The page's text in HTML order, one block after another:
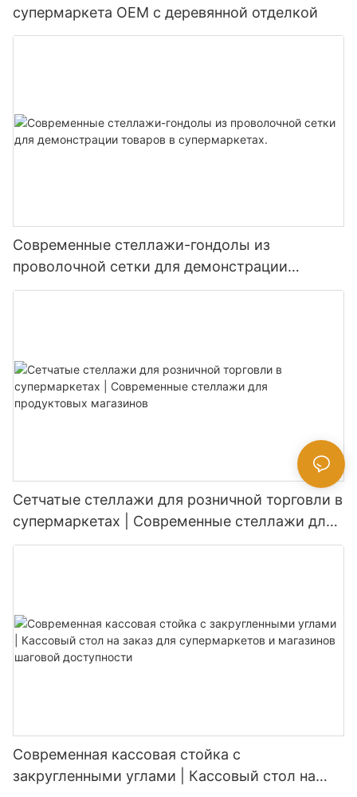
супермаркета OEM с деревянной отделкой
Современные стеллажи-гондолы из
проволочной сетки для демонстрации
товаров в супермаркетах.
Сетчатые стеллажи для розничной торговли в
супермаркетах | Современные стеллажи для
продуктовых магазинов
Современная кассовая стойка с
закругленными углами | Кассовый стол на